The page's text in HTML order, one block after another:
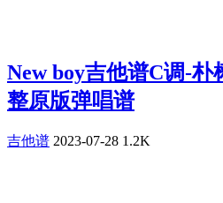
New boy吉他谱C调-朴
整原版弹唱谱
吉他谱 2023-07-28 1.2K